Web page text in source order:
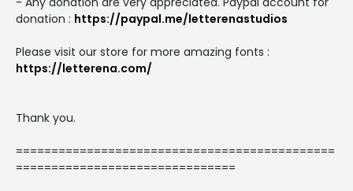
donation : https://paypal.me/letterenastudios
Please visit our store for more amazing fonts :
https://letterena.com/
Thank you.
=============================================
===============================